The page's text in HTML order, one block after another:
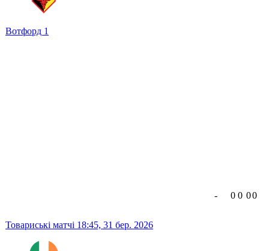
Вотфорд 1
Товариські матчі 18:45, 31 бер. 2026
- 0 0 00